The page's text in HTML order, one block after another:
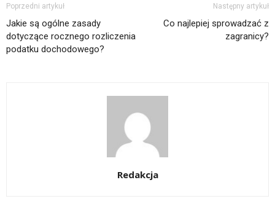
Poprzedni artykuł
Jakie są ogólne zasady
dotyczące rocznego rozliczenia
podatku dochodowego?
Następny artykuł
Co najlepiej sprowadzać z
zagranicy?
Redakcja